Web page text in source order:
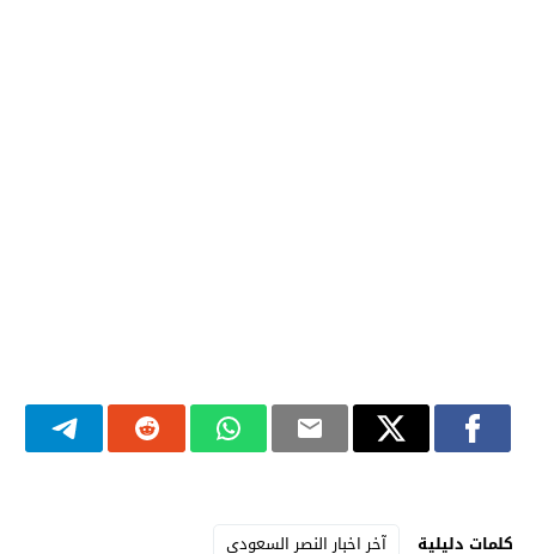
كلمات دليلية آخر اخبار النصر السعودي